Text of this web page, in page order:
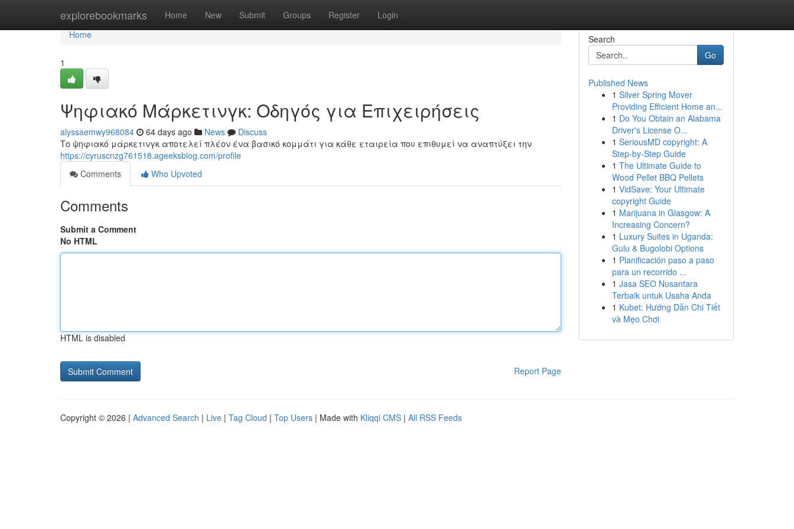
explorebookmarks Home New Submit Groups Register Login
Home
Home
1
Ψηφιακό Μάρκετινγκ: Οδηγός για Επιχειρήσεις
alyssaemwy968084 64 days ago News
Discuss
Το ψηφιακό μάρκετινγκ αποτελεί πλέον ένα βασικό κομμάτι για κάθε εταιρεία που επιθυμεί να αναπτύξει την
https://cyruscnzg761518.ageeksblog.com/profile
Comments
Who Upvoted
Comments
Submit a Comment
No HTML
HTML is disabled
Report Page
Search
Go
Published News
1 Silver Spring Mover
Providing Efficient Home an...
1 Do You Obtain an Alabama
Driver's License O...
1 SeriousMD copyright: A
Step-by-Step Guide
1 The Ultimate Guide to
Wood Pellet BBQ Pellets
1 VidSave: Your Ultimate
copyright Guide
1 Marijuana in Glasgow: A
Increasing Concern?
1 Luxury Suites in Uganda:
Gulu & Bugolobi Options
1 Planificación paso a paso
para un recorrido ...
1 Jasa SEO Nusantara
Terbaik untuk Usaha Anda
1 Kubet: Hướng Dẫn Chi Tiết
và Mẹo Chơi
Copyright © 2026 | Advanced Search | Live | Tag Cloud | Top Users | Made with Kliqqi CMS | All RSS Feeds